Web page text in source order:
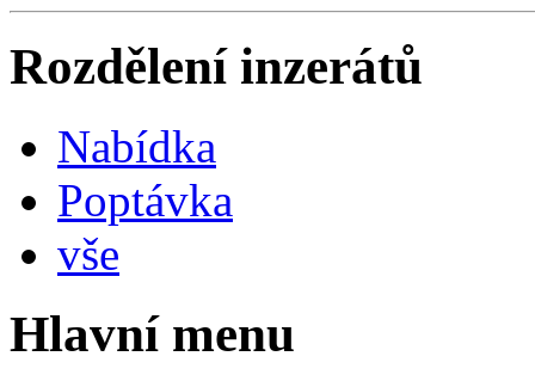
Rozdělení inzerátů
Nabídka
Poptávka
vše
Hlavní menu